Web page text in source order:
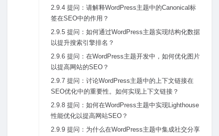
2.9.4 提问：请解释WordPress主题中的Canonical标
签在SEO中的作⽤？
2.9.5 提问：如何通过WordPress主题实现结构化数据
以提升搜索引擎排名？
2.9.6 提问：在WordPress主题开发中，如何优化图⽚
以提⾼⽹站的SEO？
2.9.7 提问：讨论WordPress主题中的上下⽂链接在
SEO优化中的重要性。如何实现上下⽂链接？
2.9.8 提问：如何在WordPress主题中实现Lighthouse
性能优化以提⾼⽹站SEO？
2.9.9 提问：为什么在WordPress主题中集成社交分享